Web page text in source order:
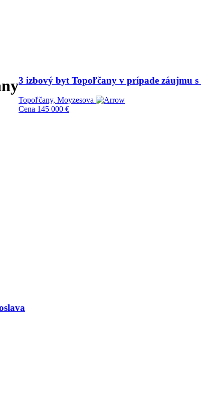
3 izbový byt Topoľčany v prípade záujmu
Topoľčany, Moyzesova
Cena 145 000 €